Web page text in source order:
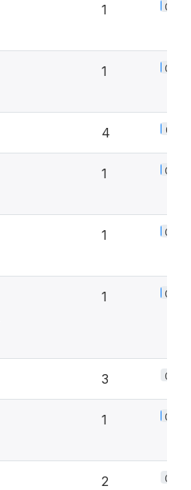
1 0.1%
1 0.1%
4 0.5%
1 0.1%
1 0.1%
1 0.1%
3 0.4%
1 0.1%
2 0.3%